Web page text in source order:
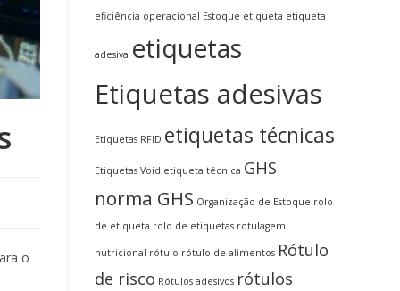
o
eficiência operacional Estoque etiqueta etiqueta
adesiva etiquetas
Etiquetas adesivas
Etiquetas RFID etiquetas técnicas
Etiquetas Void etiqueta técnica GHS
norma GHS Organização de Estoque rolo
de etiqueta rolo de etiquetas rotulagem
nutricional rótulo rótulo de alimentos Rótulo
de risco Rótulos adesivos rótulos